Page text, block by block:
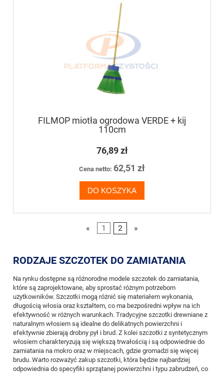
FILMOP miotła ogrodowa VERDE + kij
110cm
76,89 zł
Cena netto: 62,51 zł
DO KOSZYKA
« 1 2 »
RODZAJE SZCZOTEK DO ZAMIATANIA
Na rynku dostępne są różnorodne modele szczotek do zamiatania,
które są zaprojektowane, aby sprostać różnym potrzebom
użytkowników. Szczotki mogą różnić się materiałem wykonania,
długością włosia oraz kształtem, co ma bezpośredni wpływ na ich
efektywność w różnych warunkach. Tradycyjne szczotki drewniane z
naturalnym włosiem są idealne do delikatnych powierzchni i
efektywnie zbierają drobny pył i brud. Z kolei szczotki z syntetycznym
włosiem charakteryzują się większą trwałością i są odpowiednie do
zamiatania na mokro oraz w miejscach, gdzie gromadzi się więcej
brudu. Warto rozważyć zakup szczotki, która będzie najbardziej
odpowiednia do specyfiki sprzątanej powierzchni i typu zabrudzeń, co